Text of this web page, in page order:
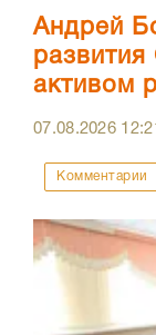
Андрей
активом
07.08.2026
Комментарии